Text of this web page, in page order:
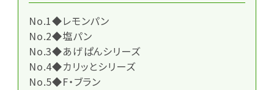
No.1◆レモンパン
No.2◆塩パン
No.3◆あげぱんシリーズ
No.4◆カリッとシリーズ
No.5◆F・ブラン